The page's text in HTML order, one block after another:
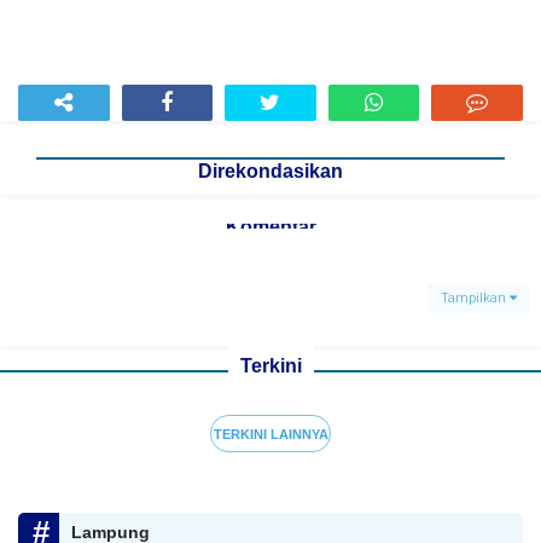
Direkondasikan
Komentar
Tampilkan
Terkini
TERKINI LAINNYA
Lampung